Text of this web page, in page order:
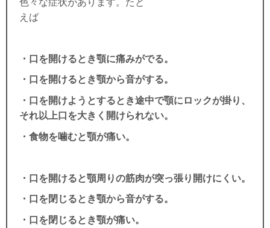
えば
・口を開けるとき顎に痛みがでる。
・口を開けるとき顎から音がする。
・口を開けようとするとき途中で顎にロックが掛り、
それ以上口を大きく開けられない。
・食物を噛むと顎が痛い。
・口を開けると顎周りの筋肉が突っ張り開けにくい。
・口を閉じるとき顎から音がする。
・口を閉じるとき顎が痛い。